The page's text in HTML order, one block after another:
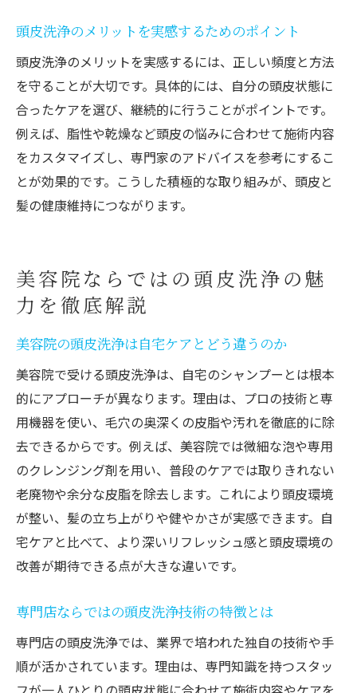
頭皮洗浄の理想的な頻度と効果的な周期の
美容院での頭皮洗浄と自宅ケアのバランス
頭皮タイプ別に最適な頭皮洗浄頻度を考え
る
頭皮洗浄の意味を理解して正しいケアを実
践
頭皮洗浄の頻度を守ることで得られるメリ
ット
コツ
頭皮洗浄後のケアで効果を持続させるポイ
ント
美容院施術後におすすめの頭皮洗浄セルフ
ケア
頭皮洗浄専門店のアドバイスを生かす習慣
づくり
頭皮洗浄後の生活習慣改善で髪の健康を守
る
意点
頭皮洗浄と日常ケアの相乗効果を高める方
法
自分に合う頭皮洗浄ケア選びで美髪を実現
頭皮洗浄のメリットを実感するためのポイント
頭皮洗浄のメリットを実感するには、正しい頻度と方法
を守ることが大切です。具体的には、自分の頭皮状態に
合ったケアを選び、継続的に行うことがポイントです。
例えば、脂性や乾燥など頭皮の悩みに合わせて施術内容
をカスタマイズし、専門家のアドバイスを参考にするこ
とが効果的です。こうした積極的な取り組みが、頭皮と
髪の健康維持につながります。
美容院ならではの頭皮洗浄の魅
力を徹底解説
美容院の頭皮洗浄は自宅ケアとどう違うのか
美容院で受ける頭皮洗浄は、自宅のシャンプーとは根本
的にアプローチが異なります。理由は、プロの技術と専
用機器を使い、毛穴の奥深くの皮脂や汚れを徹底的に除
去できるからです。例えば、美容院では微細な泡や専用
のクレンジング剤を用い、普段のケアでは取りきれない
老廃物や余分な皮脂を除去します。これにより頭皮環境
が整い、髪の立ち上がりや健やかさが実感できます。自
宅ケアと比べて、より深いリフレッシュ感と頭皮環境の
改善が期待できる点が大きな違いです。
専門店ならではの頭皮洗浄技術の特徴とは
専門店の頭皮洗浄では、業界で培われた独自の技術や手
順が活かされています。理由は、専門知識を持つスタッ